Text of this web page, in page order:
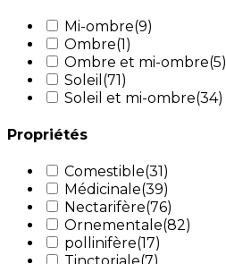
Mi-ombre(9)
Ombre(1)
Ombre et mi-ombre(5)
Soleil (71)
Soleil et mi-ombre(34)
Propriétés
Comestible(31)
Médicinale(39)
Nectarifère(76)
Ornementale(82)
pollinifère(17)